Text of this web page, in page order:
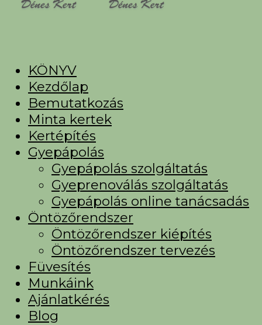
KÖNYV
Kezdőlap
Bemutatkozás
Minta kertek
Kertépítés
Gyepápolás
Gyepápolás szolgáltatás
Gyeprenoválás szolgáltatás
Gyepápolás online tanácsadás
Öntözőrendszer
Öntözőrendszer kiépítés
Öntözőrendszer tervezés
Füvesítés
Munkáink
Ajánlatkérés
Blog